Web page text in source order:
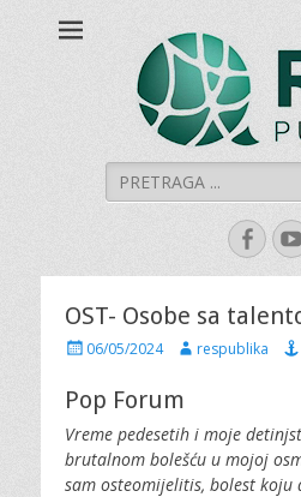
Šumadijski centar za
Search
for:
OST- Osobe sa
P
s
t
e
d
o
06/05/2024
A
t
h
o
r
respublika
Pop Forum
Vreme pedesetih i moje
brutalnom bolešću u mojoj
sam osteomijelitis, bolest